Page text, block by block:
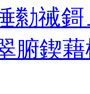
勬祴
腑鍥